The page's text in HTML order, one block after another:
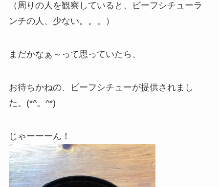
（周りの人を観察していると、ビーフシチューラ
ンチの人、少ない。。。）
まだかなぁ～って思っていたら、
お待ちかねの、ビーフシチューが提供されまし
た。(*^。^*)
じゃーーーん！